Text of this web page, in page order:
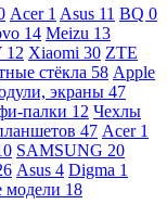
Acer 1 Asus 11 BQ 0
14 Meizu 13
12 Xiaomi 30 ZTE
стёкла 58 Apple
экраны 47
палки 12 Чехлы
47 Acer 1
SAMSUNG 20
Asus 4 Digma 1
модели 18